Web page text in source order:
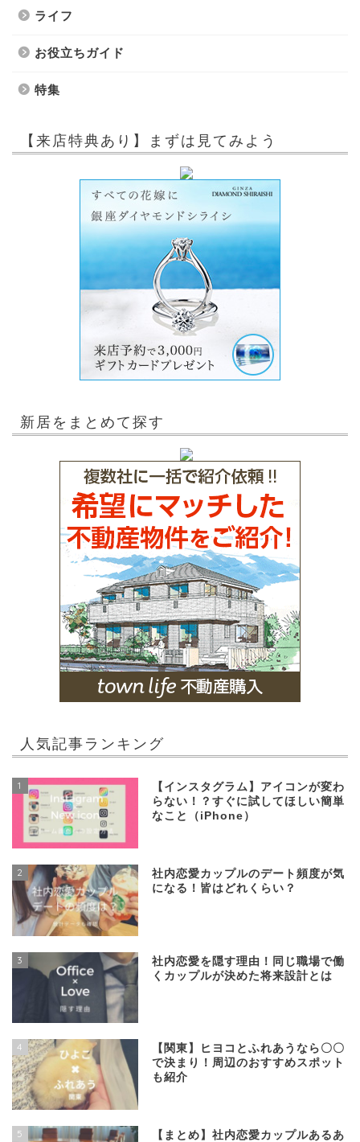
ライフ
お役立ちガイド
特集
【来店特典あり】まずは見てみよう
新居をまとめて探す
人気記事ランキング
1
【インスタグラム】アイコンが変わ
らない！？すぐに試してほしい簡単
なこと（iPhone）
2
社内恋愛カップルのデート頻度が気
になる！皆はどれくらい？
3
社内恋愛を隠す理由！同じ職場で働
くカップルが決めた将来設計とは
4
【関東】ヒヨコとふれあうなら〇〇
で決まり！周辺のおすすめスポット
も紹介
5
【まとめ】社内恋愛カップルあるあ